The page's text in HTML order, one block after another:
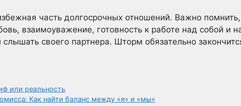
часть долгосрочных отношений. Важно
взаимоуважение, готовность к работе над собой и
слышать своего партнера. Шторм обязательно
или реальность
Как найти баланс между «я» и «мы»